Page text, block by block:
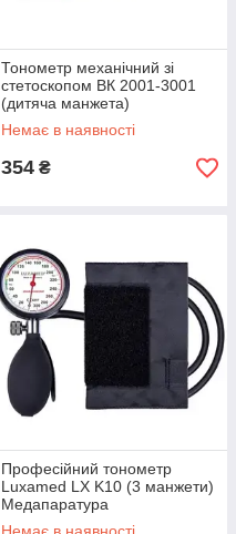
Тонометр механічний зі
стетоскопом ВК 2001-3001
(дитяча манжета)
Немає в наявності
354 ₴
Професійний тонометр
Luxamed LX K10 (3 манжети)
Медапаратура